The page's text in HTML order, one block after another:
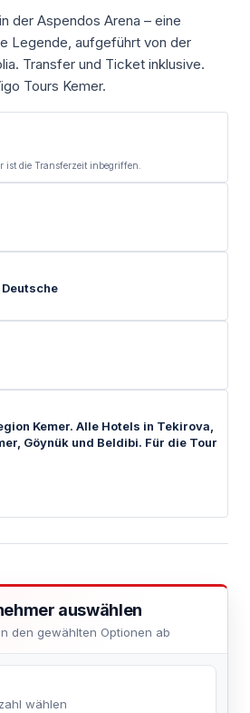
der Aspendos Arena – eine
Legende, aufgeführt von der
Transfer und Ticket inklusive.
Tours Kemer.
ist die Transferzeit inbegriffen.
Kemer. Alle Hotels in Tekirova,
Göynük und Beldibi. Für die Tour
auswählen
den gewählten Optionen ab
wählen